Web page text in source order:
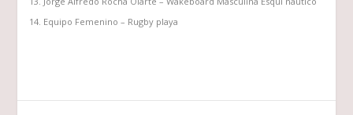
Equipo Femenino – Rugby playa